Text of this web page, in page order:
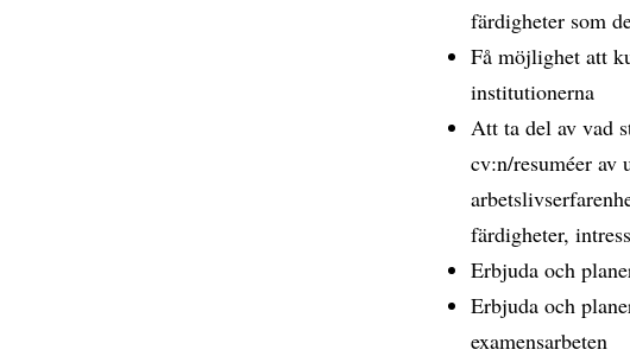
färdigheter som
Få möjlighet att
institutionerna
Att ta del av vad
cv:n/resuméer av
färdigheter,
Erbjuda och
Erbjuda och
examensarbeten